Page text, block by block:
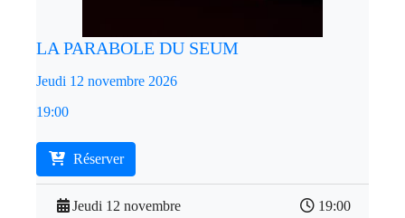
LA PARABOLE DU SEUM
Jeudi 12 novembre 2026
19:00
Réserver
Jeudi 12 novembre 19:00